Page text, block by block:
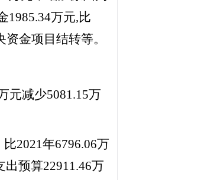
1985.34万元,比
金项目结转等。
元减少5081.15万
比2021年6796.06万
出预算22911.46万